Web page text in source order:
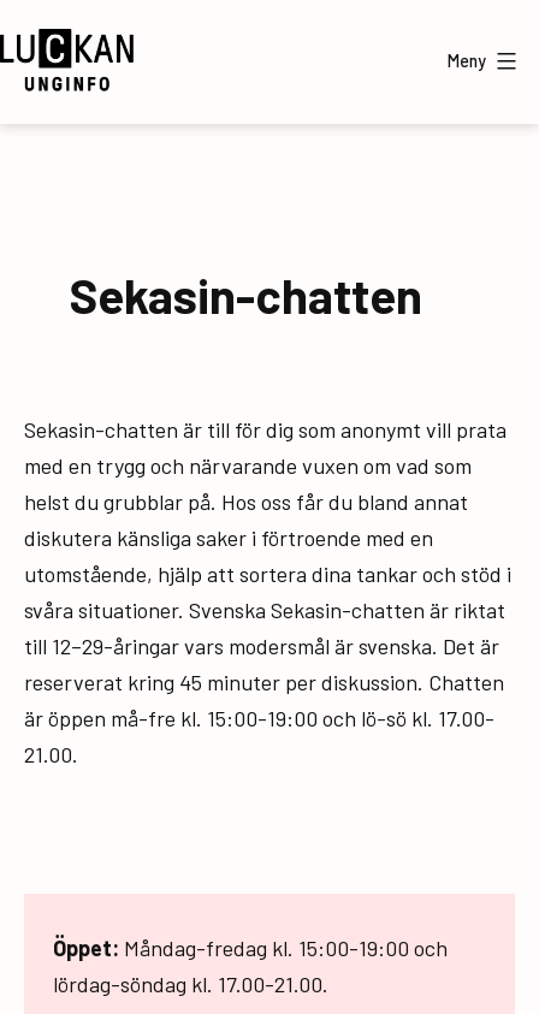
till
innehåll
Meny
Sekasin-chatten
Sekasin-chatten är till för dig som anonymt vill prata
med en trygg och närvarande vuxen om vad som
helst du grubblar på. Hos oss får du bland annat
diskutera känsliga saker i förtroende med en
utomstående, hjälp att sortera dina tankar och stöd i
svåra situationer. Svenska Sekasin-chatten är riktat
till 12–29-åringar vars modersmål är svenska. Det är
reserverat kring 45 minuter per diskussion. Chatten
är öppen må-fre kl. 15:00-19:00 och lö-sö kl. 17.00-
21.00.
Öppet: Måndag-fredag kl. 15:00-19:00 och
lördag-söndag kl. 17.00-21.00.